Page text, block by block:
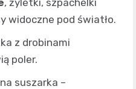
widoczne pod światło.
z drobinami
poler.
suszarka –